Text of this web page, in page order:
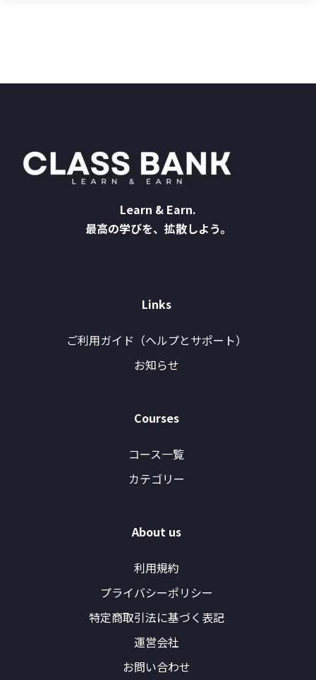
Learn & Earn.
最高の学びを、拡散しよう。
Links
ご利用ガイド（ヘルプとサポート）
お知らせ
Courses
コース一覧
カテゴリー
About us
利用規約
プライバシーポリシー
特定商取引法に基づく表記
運営会社
お問い合わせ